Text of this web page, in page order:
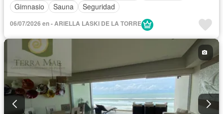
Gimnasio
Sauna Seguridad
06/07/2026 en - ARIELLA LASKI DE LA TORRE